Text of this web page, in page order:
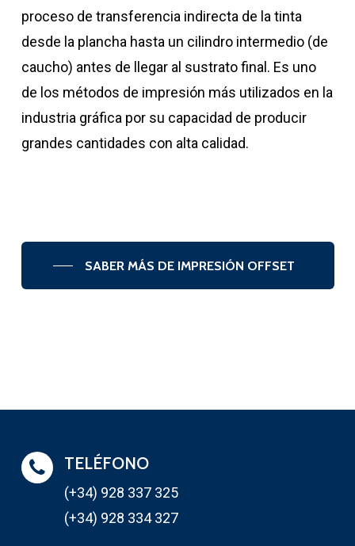
proceso de transferencia indirecta de la tinta
desde la plancha hasta un cilindro intermedio (de
caucho) antes de llegar al sustrato final. Es uno
de los métodos de impresión más utilizados en la
industria gráfica por su capacidad de producir
grandes cantidades con alta calidad.
SABER MÁS DE IMPRESIÓN OFFSET
TELÉFONO
(+34) 928 337 325
(+34) 928 334 327